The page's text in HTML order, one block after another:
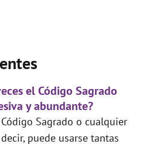
el Código Sagrado
y abundante?
Sagrado o cualquier
puede usarse tantas